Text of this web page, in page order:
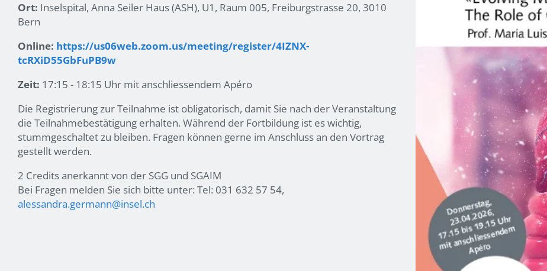
Ort: Inselspital, Anna Seiler Haus (ASH), U1, Raum 005, Freiburgstrasse 20, 3010
Bern
Online: https://us06web.zoom.us/meeting/register/4IZNX-
tcRXiD55GbFuPB9w
Zeit: 17:15 - 18:15 Uhr mit anschliessendem Apéro
Die Registrierung zur Teilnahme ist obligatorisch, damit Sie nach der Veranstaltung
die Teilnahmebestätigung erhalten. Während der Fortbildung ist es wichtig,
stummgeschaltet zu bleiben. Fragen können gerne im Anschluss an den Vortrag
gestellt werden.
2 Credits anerkannt von der SGG und SGAIM
Bei Fragen melden Sie sich bitte unter: Tel: 031 632 57 54,
alessandra.germann
insel.ch